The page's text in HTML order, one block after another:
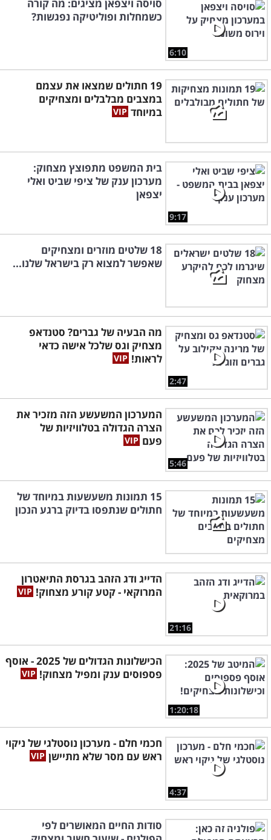
6:10
סויסה ויצפאן מציגים: מה קורה
כשמחלות ופוליטיקה נפגשות?
19 חתולים שמצאו את עצמם
במצבים מבלבלים ומצחיקים
במיוחד
9:17
בית המשפט מתפוצץ מצחוק:
מערכון ענק של ציפי שביט ואלי
יצפאן
18 שלטים מוזרים ומצחיקים
שאפשר למצוא רק בישראל שלנו...
2:47
מה הבעיה של גברים? סטנדאפ
מצחיק וגס שלכל אישה כדאי
לראות!
5:46
המערכון המשעשע הזה מזכיר את
הצרה הגדולה בטלוויזיות של
פעם
15 תמונות משעשעות במיוחד של
חתולים שנתפסו בדיוק ברגע הנכון
21:16
הדייג ודג הזהב בגרסת התיאטרון
המרוקאי - קטע קורע מצחוק!
1:20:18
הכישלונות הגדולים של 2025 - אוסף
פספוסים ענק ומפיל מצחוק!
4:37
חכמי חלם - מערכון נוסטלגי של ניקוי
ראש עם מסר שלא מתיישן
סודות החיים המאושרים לפי